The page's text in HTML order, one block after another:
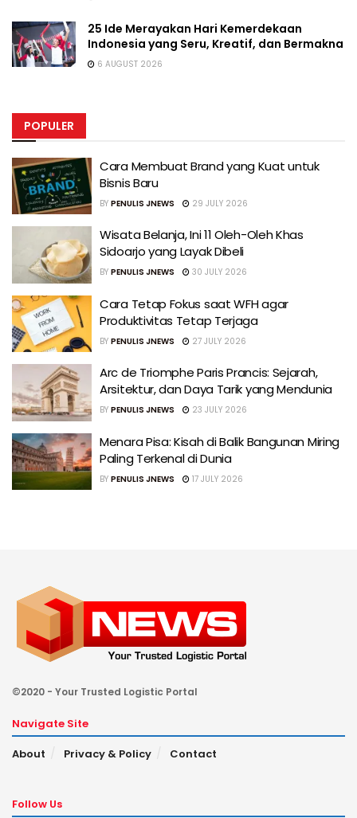
25 Ide Merayakan Hari Kemerdekaan
Indonesia yang Seru, Kreatif, dan Bermakna
6 AUGUST 2026
POPULER
Cara Membuat Brand yang Kuat untuk
Bisnis Baru
BY PENULIS JNEWS 29 JULY 2026
Wisata Belanja, Ini 11 Oleh-Oleh Khas
Sidoarjo yang Layak Dibeli
BY PENULIS JNEWS 30 JULY 2026
Cara Tetap Fokus saat WFH agar
Produktivitas Tetap Terjaga
BY PENULIS JNEWS 27 JULY 2026
Arc de Triomphe Paris Prancis: Sejarah,
Arsitektur, dan Daya Tarik yang Mendunia
BY PENULIS JNEWS 23 JULY 2026
Menara Pisa: Kisah di Balik Bangunan Miring
Paling Terkenal di Dunia
BY PENULIS JNEWS 17 JULY 2026
©2020 - Your Trusted Logistic Portal
Navigate Site
About
Privacy & Policy Contact
Follow Us